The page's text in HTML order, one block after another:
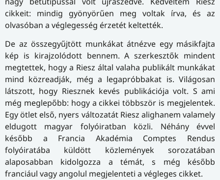
cikkeit: mindig gyönyörűen meg voltak írva, és az
olvasóban a véglegesség érzetét keltették.
De az összegyűjtött munkákat átnézve egy másikfajta
kép is kirajzolódott bennem. A szerkesztők mindent
megtettek, hogy a Riesz által valaha publikált munkákat
mind közreadják, még a legapróbbakat is. Világosan
látszott, hogy Riesznek kevés publikációja volt. S ami
még meglepőbb: hogy a cikkei többször is megjelentek.
Egy ötlet első, nyers változatát Riesz alighanem valamely
eldugott magyar folyóiratban közli. Néhány évvel
később a Francia Akadémia Comptes Rendus
folyóiratába küldött közlemények sorozatában
alaposabban kidolgozza a témát, s még később
franciául vagy angolul megjelenteti a végleges cikket.